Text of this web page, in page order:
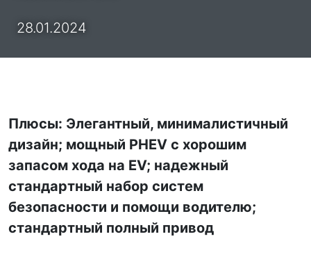
28.01.2024
Плюсы: Элегантный, минималистичный
дизайн; мощный PHEV с хорошим
запасом хода на EV; надежный
стандартный набор систем
безопасности и помощи водителю;
стандартный полный привод